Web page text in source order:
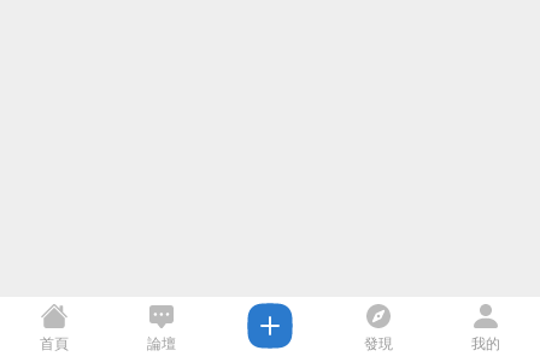
首頁 論壇 發現 我的